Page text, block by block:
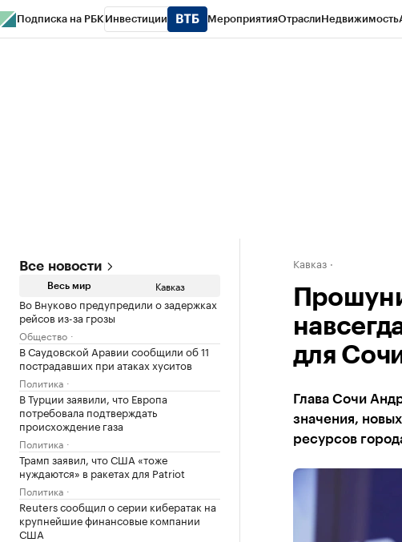
Подписка на РБК Инвестиции МероприятияОтраслиНедвижимость
Все новости
Весь мир Кавказ
Во Внуково предупредили о задержках
рейсов из-за грозы
Общество
В Саудовской Аравии сообщили об 11
пострадавших при атаках хуситов
Политика
В Турции заявили, что Европа
потребовала подтверждать
происхождение газа
Политика
Трамп заявил, что США «тоже
нуждаются» в ракетах для Patriot
Политика
Reuters сообщил о серии кибератак на
крупнейшие финансовые компании
США
Кавказ
для
Глава Сочи
значения,
ресурсов